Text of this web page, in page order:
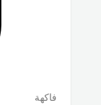
فاكهة